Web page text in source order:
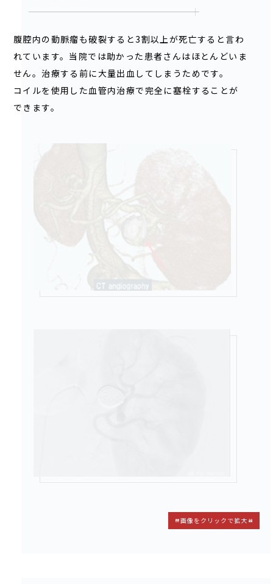
腹腔内の動脈瘤も破裂すると3割以上が死亡すると言わ
れています。当院では助かった患者さんはほとんどいま
せん。治療する前に大量出血してしまうためです。
コイルを使用した血管内治療で完全に塞栓することが
できます。
画像をクリックで拡大